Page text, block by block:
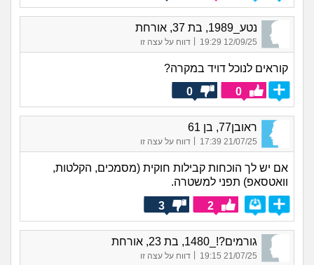
נטע_1989, בת 37, אורחת
12/09/25 19:29 דווח על עצה זו
קוראים לנוכל דויד במקרה?
0
0
ראובן77, בן 61
21/07/25 17:39 דווח על עצה זו
אם יש לך הוכחות קבילות חוקית (מסמכים, הקלטות,
וואטסאפ) תפני למשטרה.
2
3
גורמים?!_1480, בת 23, אורחת
21/07/25 19:15
| דווח על עצה זו